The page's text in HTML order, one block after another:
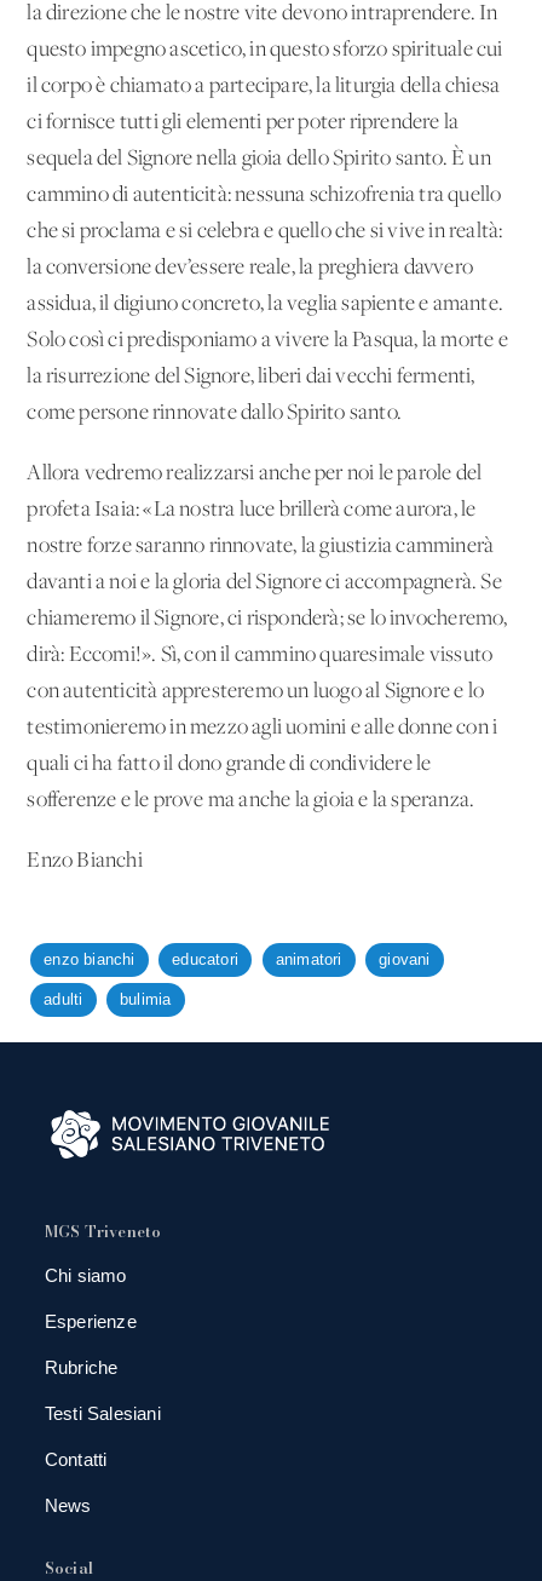
la direzione che le nostre vite devono intraprendere. In
questo impegno ascetico, in questo sforzo spirituale cui
il corpo è chiamato a partecipare, la liturgia della chiesa
ci fornisce tutti gli elementi per poter riprendere la
sequela del Signore nella gioia dello Spirito santo. È un
cammino di autenticità: nessuna schizofrenia tra quello
che si proclama e si celebra e quello che si vive in realtà:
la conversione dev’essere reale, la preghiera davvero
assidua, il digiuno concreto, la veglia sapiente e amante.
Solo così ci predisponiamo a vivere la Pasqua, la morte e
la risurrezione del Signore, liberi dai vecchi fermenti,
come persone rinnovate dallo Spirito santo.
Allora vedremo realizzarsi anche per noi le parole del
profeta Isaia: «La nostra luce brillerà come aurora, le
nostre forze saranno rinnovate, la giustizia camminerà
davanti a noi e la gloria del Signore ci accompagnerà. Se
chiameremo il Signore, ci risponderà; se lo invocheremo,
dirà: Eccomi!». Sì, con il cammino quaresimale vissuto
con autenticità appresteremo un luogo al Signore e lo
testimonieremo in mezzo agli uomini e alle donne con i
quali ci ha fatto il dono grande di condividere le
sofferenze e le prove ma anche la gioia e la speranza.
Enzo Bianchi
enzo bianchi educatori animatori giovani
adulti bulimia
MGS Triveneto
Chi siamo
Esperienze
Rubriche
Testi Salesiani
Contatti
News
Social